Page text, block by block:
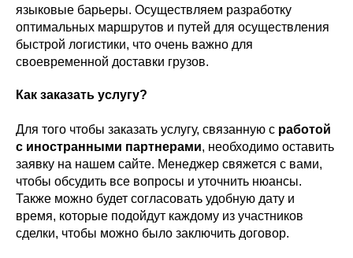
языковые барьеры. Осуществляем разработку
оптимальных маршрутов и путей для осуществления
быстрой логистики, что очень важно для
своевременной доставки грузов.
Как заказать услугу?
Для того чтобы заказать услугу, связанную с работой
с иностранными партнерами, необходимо оставить
заявку на нашем сайте. Менеджер свяжется с вами,
чтобы обсудить все вопросы и уточнить нюансы.
Также можно будет согласовать удобную дату и
время, которые подойдут каждому из участников
сделки, чтобы можно было заключить договор.